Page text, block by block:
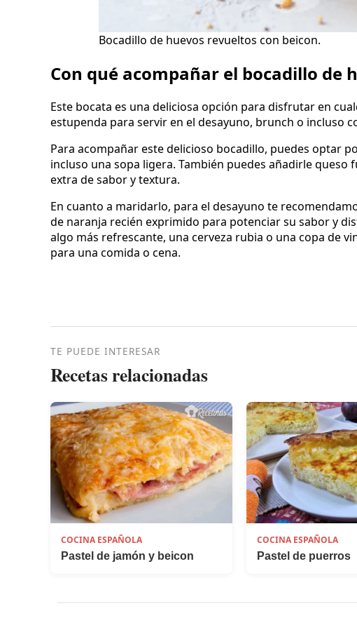
Bocadillo de huevos revueltos con beicon.
Con qué acompañar el bocadillo de
Este bocata es una deliciosa opción para disfrutar en
estupenda para servir en el desayuno, brunch o incluso
Para acompañar este delicioso bocadillo, puedes optar
incluso una sopa ligera. También puedes añadirle
extra de sabor y textura.
En cuanto a maridarlo, para el desayuno te
de naranja recién exprimido para potenciar su sabor y
algo más refrescante, una cerveza rubia o una copa de
para una comida o cena.
TE PUEDE INTERESAR
Recetas relacionadas
COCINA ESPAÑOLA
Pastel de jamón y beicon
COCINA ESPAÑOLA
Pastel de puerros